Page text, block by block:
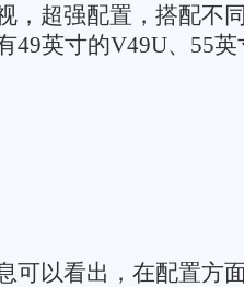
，超强配置，搭配不
49英寸的V49U、55
以看出，在配置方